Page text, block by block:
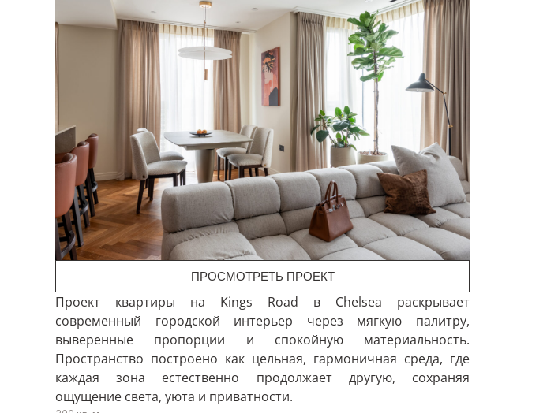
ПРОСМОТРЕТЬ ПРОЕКТ
Проект квартиры на Kings Road в Chelsea раскрывает
современный городской интерьер через мягкую палитру,
выверенные пропорции и спокойную материальность.
Пространство построено как цельная, гармоничная среда, где
каждая зона естественно продолжает другую, сохраняя
ощущение света, уюта и приватности.